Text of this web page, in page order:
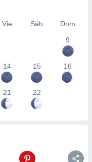
Vie Sáb
Dom
9
14 15 16
21 22